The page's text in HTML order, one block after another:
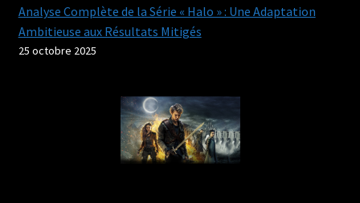
Analyse Complète de la Série « Halo » : Une Adaptation
Ambitieuse aux Résultats Mitigés
25 octobre 2025